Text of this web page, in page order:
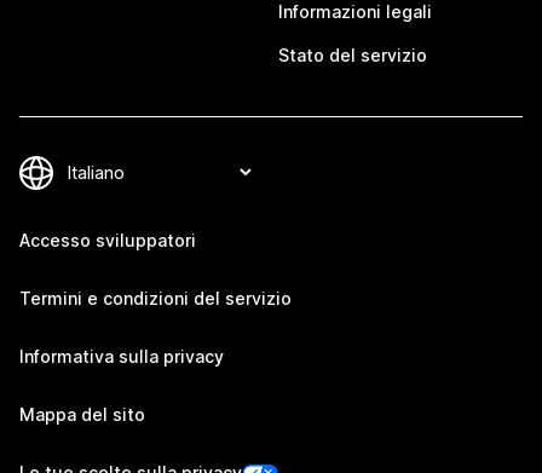
Informazioni legali
Stato del servizio
Accesso sviluppatori
Termini e condizioni del servizio
Informativa sulla privacy
Mappa del sito